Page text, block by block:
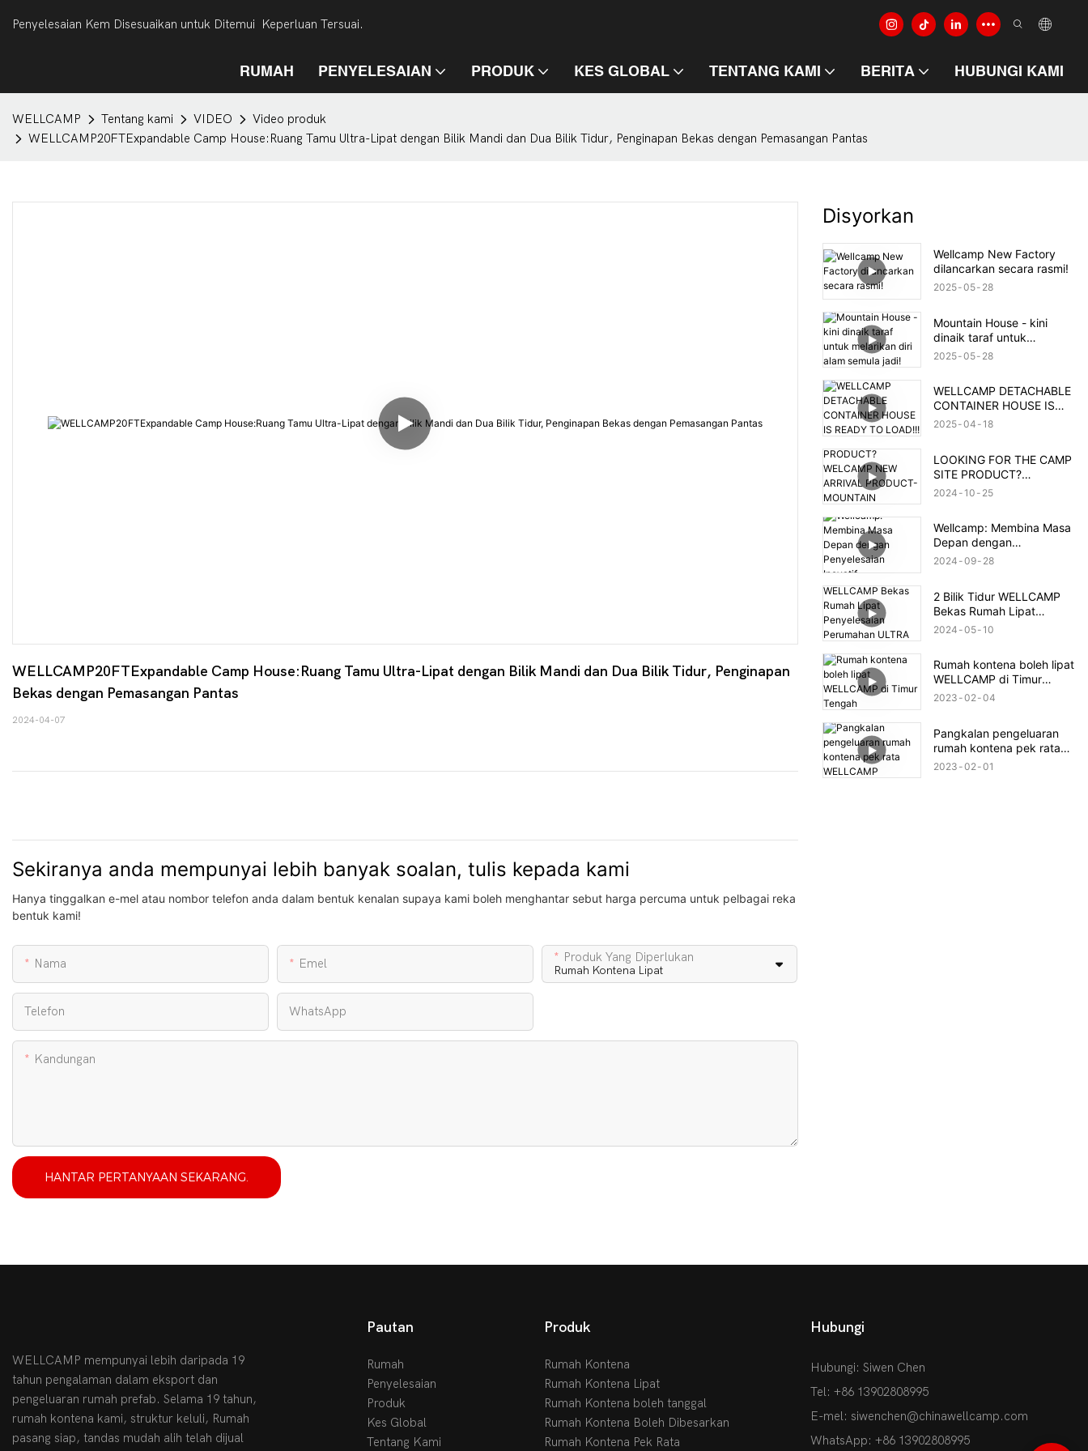
Penyelesaian Kem Disesuaikan untuk Ditemui Keperluan Tersuai.
RUMAH PENYELESAIAN PRODUK KES GLOBAL TENTANG KAMI BERITA HUBUNGI KAMI
WELLCAMP Tentang kami VIDEO
Video produk
WELLCAMP20FTExpandable Camp House:Ruang Tamu Ultra-Lipat dengan Bilik Mandi dan Dua Bilik Tidur, Penginapan Bekas dengan Pemasangan Pantas
WELLCAMP20FTExpandable Camp House:Ruang Tamu Ultra-Lipat dengan Bilik Mandi dan Dua Bilik Tidur, Penginapan
Bekas dengan Pemasangan Pantas
2024-04-07
Sekiranya anda mempunyai lebih banyak soalan, tulis kepada kami
Hanya tinggalkan e-mel atau nombor telefon anda dalam bentuk kenalan supaya kami boleh menghantar sebut harga percuma untuk pelbagai reka
bentuk kami!
Nama Emel Produk Yang Diperlukan
Telefon WhatsApp
Kandungan
HANTAR PERTANYAAN SEKARANG.
Disyorkan
Wellcamp New Factory
dilancarkan secara rasmi!
2025 05 28
Mountain House - kini
dinaik taraf untuk
melarikan diri alam semula
2025 05 28
WELLCAMP DETACHABLE
CONTAINER HOUSE IS
READY TO LOAD!!!
2025 04 18
LOOKING FOR THE CAMP
SITE PRODUCT?
WELCAMP NEW ARRIVAL
NEED!!!
2024 10 25
Wellcamp: Membina Masa
Depan dengan
Penyelesaian Inovatif
2024 09 28
2 Bilik Tidur WELLCAMP
Bekas Rumah Lipat
Penyelesaian Perumahan
2024 05 10
Rumah kontena boleh lipat
WELLCAMP di Timur
Tengah
2023 02 04
Pangkalan pengeluaran
rumah kontena pek rata
WELLCAMP
2023 02 01
WELLCAMP mempunyai lebih daripada 19
tahun pengalaman dalam eksport dan
pengeluaran rumah prefab. Selama 19 tahun,
rumah kontena kami, struktur keluli, Rumah
pasang siap, tandas mudah alih telah dijual
Pautan
Rumah
Penyelesaian
Produk
Kes Global
Tentang Kami
Produk
Rumah Kontena
Rumah Kontena Lipat
Rumah Kontena boleh tanggal
Rumah Kontena Boleh Dibesarkan
Rumah Kontena Pek Rata
Hubungi
Hubungi: Siwen Chen
Tel: +86 13902808995
E-mel: siwenchen@chinawellcamp.com
WhatsApp: +86 13902808995